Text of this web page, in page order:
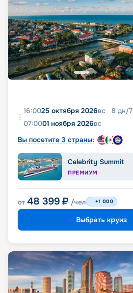
16:0025 октября 2026вс 8 дн/7
07:0001 ноября 2026вс
Вы посетите 3 страны:
Celebrity Summit
ПРЕМИУМ
от 48 399 ₽ /чел +1 000
Выбрать круиз